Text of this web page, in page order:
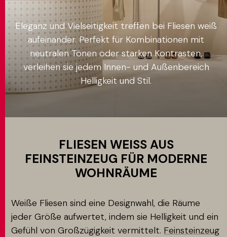
MAGAZINE
KONTAKTE
RESERVIERTER BEREICH
Eleganz und Vielseitigkeit treffen bei Fliesen weiß
aufeinander. Perfekt für Kombinationen mit
neutralen Tönen oder starken Kontrasten,
verleihen sie jedem Innen- und Außenbereich
Helligkeit und Stil.
FLIESEN WEISS AUS F
EINSTEINZEUG FÜR MODERNE W
OHNRÄUME
Weiße Fliesen sind eine Designwahl, die Räume
jeder Größe aufwertet, indem sie Helligkeit und ein
Gefühl von Großzügigkeit vermittelt. Feinsteinzeug
Formate
Stärken
Anwendung